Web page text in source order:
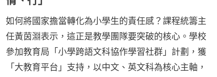
如何將國家擔當轉化為小學生的責任感？課程統籌主
任黃茵淵表示，這正是教學團隊要突破的核心。學校
參加教育局「小學跨語文科協作學習社群」計劃，獲
「大教育平台」支持，以中文、英文科為核心主軸，